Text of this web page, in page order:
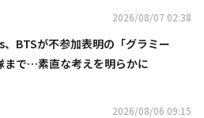
2026/08/07 02:38
BTSが不参加表明の「グラミー
まで…素直な考えを明らかに
2026/08/06 09:15